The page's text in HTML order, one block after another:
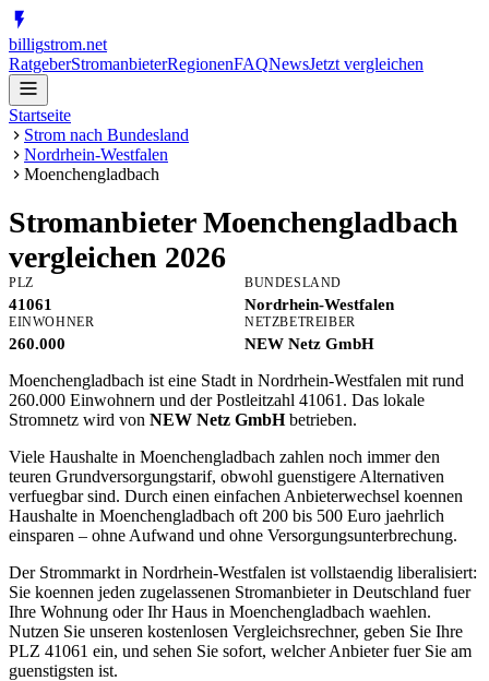
billigstrom.net
RatgeberStromanbieterRegionenFAQNewsJetzt vergleichen
Startseite
Strom nach Bundesland
Nordrhein-Westfalen
Moenchengladbach
StromanbieterMoenchengladbach
vergleichen 2026
PLZ
41061
BUNDESLAND
Nordrhein-Westfalen
EINWOHNER
260.000
NETZBETREIBER
NEW Netz GmbH
Moenchengladbach ist eine Stadt in Nordrhein-Westfalen mit rund
260.000 Einwohnern und der Postleitzahl 41061. Das lokale
Stromnetz wird von NEW Netz GmbHbetrieben.
Viele Haushalte in Moenchengladbach zahlen noch immer den
teuren Grundversorgungstarif, obwohl guenstigere Alternativen
verfuegbar sind. Durch einen einfachen Anbieterwechsel koennen
Haushalte in Moenchengladbach oft 200 bis 500 Euro jaehrlich
einsparen – ohne Aufwand und ohne Versorgungsunterbrechung.
Der Strommarkt in Nordrhein-Westfalen ist vollstaendig liberalisiert:
Sie koennen jeden zugelassenen Stromanbieter in Deutschland fuer
Ihre Wohnung oder Ihr Haus in Moenchengladbach waehlen.
Nutzen Sie unseren kostenlosen Vergleichsrechner, geben Sie Ihre
PLZ 41061 ein, und sehen Sie sofort, welcher Anbieter fuer Sie am
guenstigsten ist.